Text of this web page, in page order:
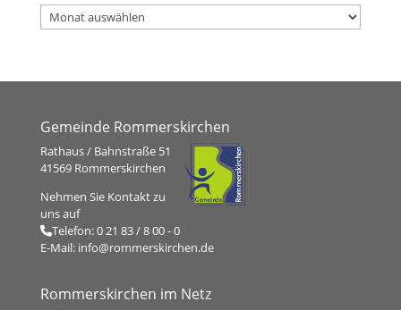
Archiv
Gemeinde Rommerskirchen
Rathaus / Bahnstraße 51
41569 Rommerskirchen
Nehmen Sie Kontakt zu
uns auf
Telefon:0 21 83 / 8 00 - 0
E-Mail: info@rommerskirchen.de
Rommerskirchen im Netz